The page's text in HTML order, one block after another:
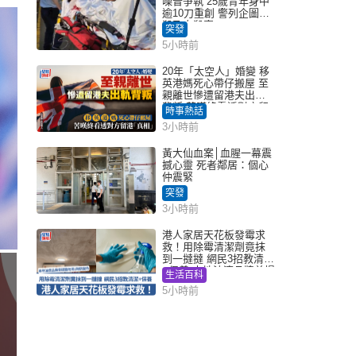
逾10刀重創 警列企圖謀
殺及自殺案
突發
5小時前
20年「太空人」婚變 移
英港媽死心帶仔搬屋 至
親離世慘遭留港夫出軌
背叛 苦嘆終看透對方留
港「真相」｜Juicy叮
時事熱話
3小時前
黃大仙血案│血腥一幕震
撼心靈 死者鄰居：個心
仲震緊
突發
3小時前
港人家居天花板發霉求
救！用除霉清潔劑竟抹
到一撻撻 網民3招教清潔
+保養 本地油漆品牌曾提
醒勿用1物防變色
生活百科
5小時前